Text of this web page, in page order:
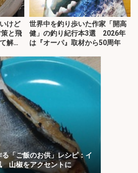
けど
と飛
解
世界中を釣り歩いた作家「開高
健」の釣り紀行本3選 2026年
は『オーパ』取材から50周年
「ご飯のお供」レシピ：イ
山椒をアクセントに